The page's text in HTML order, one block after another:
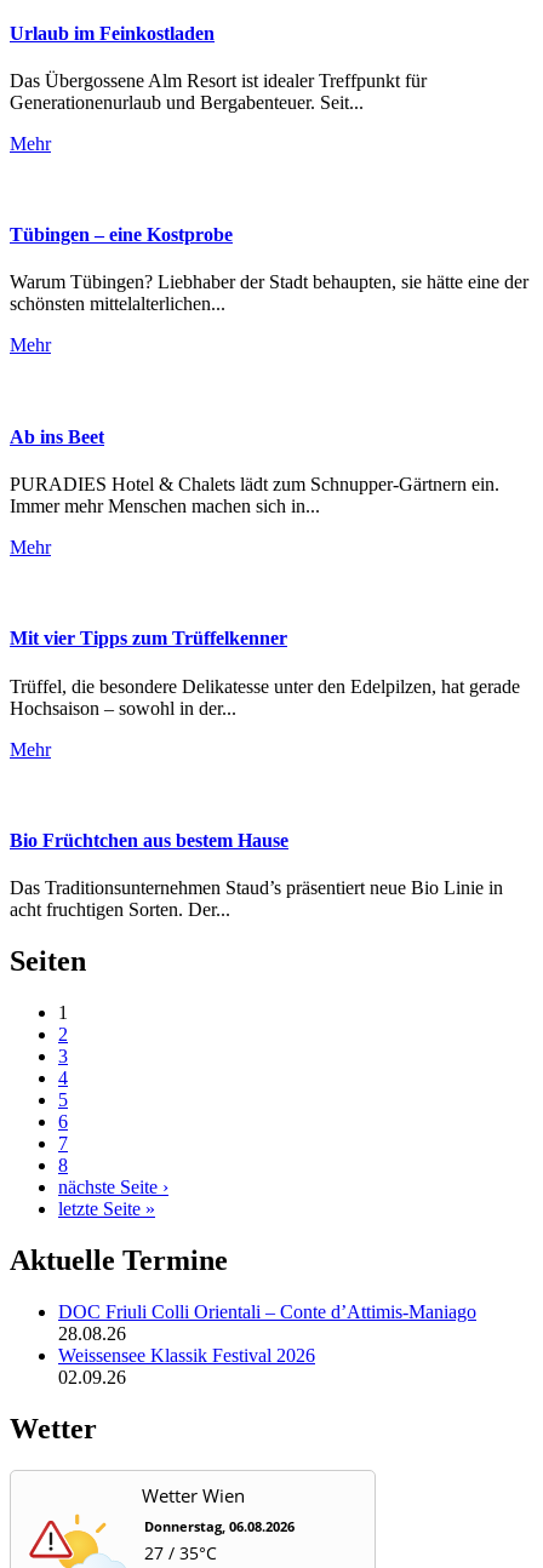
Urlaub im Feinkostladen
Das Übergossene Alm Resort ist idealer Treffpunkt für
Generationenurlaub und Bergabenteuer. Seit...
Mehr
Tübingen – eine Kostprobe
Warum Tübingen? Liebhaber der Stadt behaupten, sie hätte eine der
schönsten mittelalterlichen...
Mehr
Ab ins Beet
PURADIES Hotel & Chalets lädt zum Schnupper-Gärtnern ein.
Immer mehr Menschen machen sich in...
Mehr
Mit vier Tipps zum Trüffelkenner
Trüffel, die besondere Delikatesse unter den Edelpilzen, hat gerade
Hochsaison – sowohl in der...
Mehr
Bio Früchtchen aus bestem Hause
Das Traditionsunternehmen Staud’s präsentiert neue Bio Linie in
acht fruchtigen Sorten. Der...
Seiten
1
2
3
4
5
6
7
8
nächste Seite ›
letzte Seite »
Aktuelle Termine
DOC Friuli Colli Orientali – Conte d’Attimis-Maniago
28.08.26
Weissensee Klassik Festival 2026
02.09.26
Wetter
Wetter Wien
Donnerstag, 06.08.2026
27 / 35°C